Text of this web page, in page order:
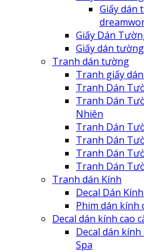
Giấy dán
Giấy Dán
Giấy dán
Tranh dán tường
Tranh giấy
Tranh Dán
Tranh Dán
Nhiên
Tranh Dán
Tranh Dán
Tranh Dán
Tranh Dán
Tranh dán Kính
Decal Dán
Phim dán kính
Decal dán kính cao
Decal dán
Spa